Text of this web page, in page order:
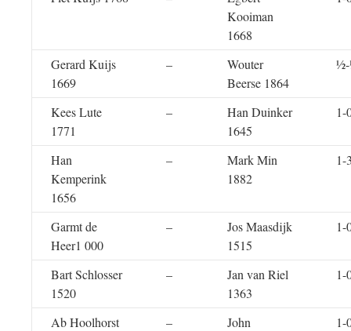
Kooiman
1668
Gerard Kuijs
1669
–
Wouter
Beerse 1864
Kees Lute
1771
–
Han Duinker
1645
1-
Han
Kemperink
1656
–
Mark Min
1882
1-
Garmt de
Heer1 000
–
Jos Maasdijk
1515
1-
Bart Schlosser
1520
–
Jan van Riel
1363
1-
Ab Hoolhorst
–
John
1-